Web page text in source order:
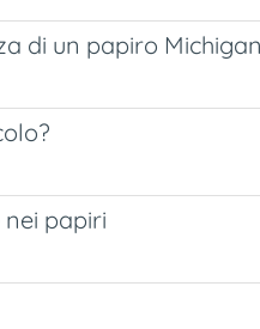
di un papiro
papiri